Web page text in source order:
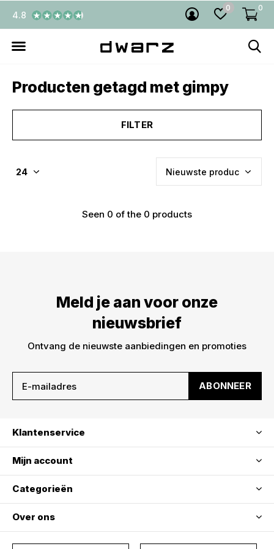
0 0
4.8
Producten getagd met gimpy
FILTER
Seen 0 of the 0 products
Meld je aan voor onze
nieuwsbrief
Ontvang de nieuwste aanbiedingen en promoties
ABONNEER
Klantenservice
Mijn account
Categorieën
Over ons